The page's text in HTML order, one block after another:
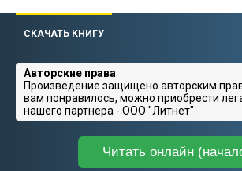
СКАЧАТЬ КНИГУ
Авторские права
Произведение защищено авторским
вам понравилось, можно приобрести
нашего партнера - ООО "Литнет".
Читать онлайн